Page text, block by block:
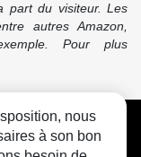
part du visiteur. Les
autres Amazon,
Pour plus
nous
à son bon